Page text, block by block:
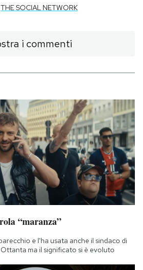
THE SOCIAL NETWORK
i commenti
“maranza”
e l'ha usata anche il sindaco di
ma il significato si è evoluto